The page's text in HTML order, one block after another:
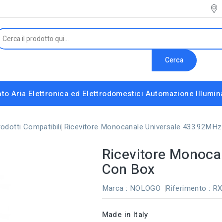
Cerca
Aria Elettronica ed Elettrodomestici Automazione
Compatibili Ricevitore Monocanale Universale
Ricevitore
Con Box
Marca : NOLOGO Riferimento :
Made in Italy